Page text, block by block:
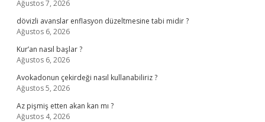
Ağustos 7, 2026
dövizli avanslar enflasyon düzeltmesine tabi midir ?
Ağustos 6, 2026
Kur’an nasıl başlar ?
Ağustos 6, 2026
Avokadonun çekirdeği nasıl kullanabiliriz ?
Ağustos 5, 2026
Az pişmiş etten akan kan mı ?
Ağustos 4, 2026